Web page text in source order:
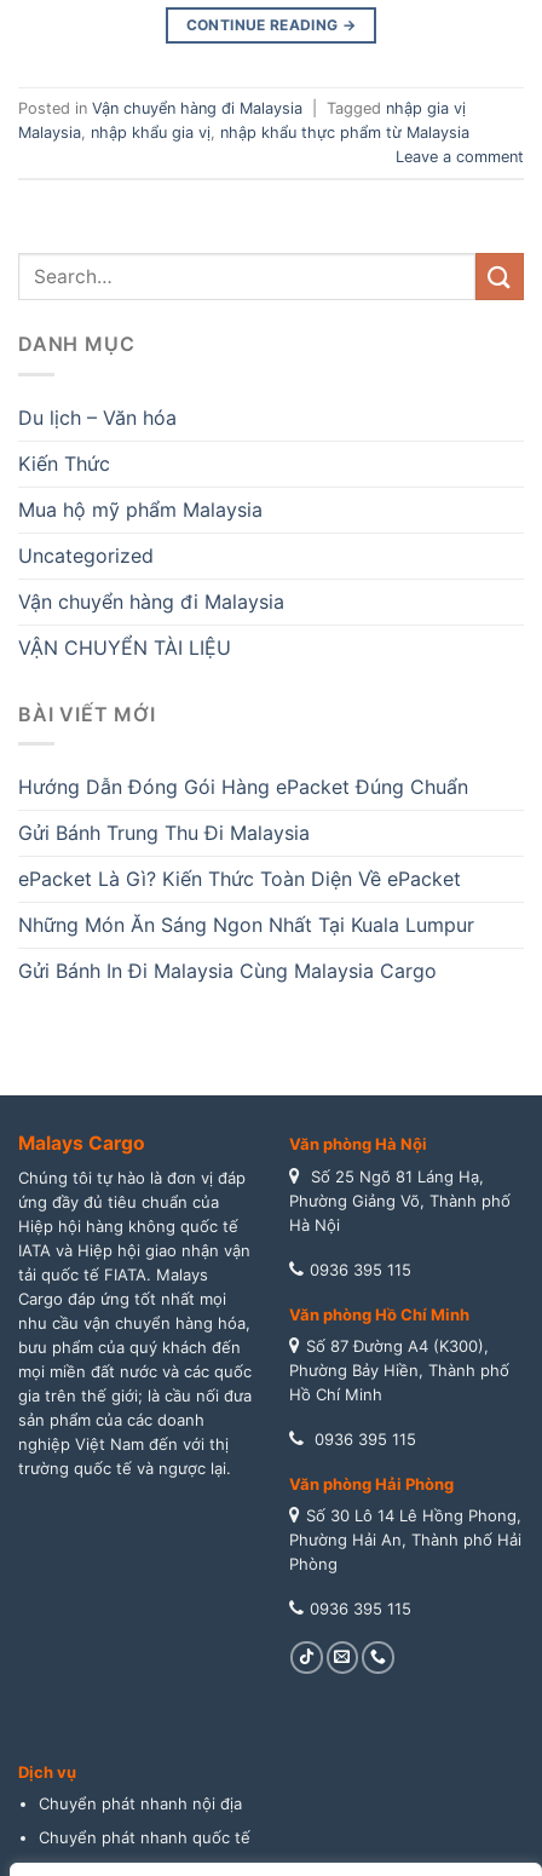
CONTINUE READING →
Posted in Vận chuyển hàng đi Malaysia Tagged nhập gia vị
Malaysia nhập khẩu gia vị nhập khẩu thực phẩm từ Malaysia
Leave a comment
DANH MỤC
Du lịch – Văn hóa
Kiến Thức
Mua hộ mỹ phẩm Malaysia
Uncategorized
Vận chuyển hàng đi Malaysia
VẬN CHUYỂN TÀI LIỆU
BÀI VIẾT MỚI
Hướng Dẫn Đóng Gói Hàng ePacket Đúng Chuẩn
Gửi Bánh Trung Thu Đi Malaysia
ePacket Là Gì? Kiến Thức Toàn Diện Về ePacket
Những Món Ăn Sáng Ngon Nhất Tại Kuala Lumpur
Gửi Bánh In Đi Malaysia Cùng Malaysia Cargo
Malays Cargo
Chúng tôi tự hào là đơn vị đáp
ứng đầy đủ tiêu chuẩn của
Hiệp hội hàng không quốc tế
IATA và Hiệp hội giao nhận vận
tải quốc tế FIATA. Malays
Cargo đáp ứng tốt nhất mọi
nhu cầu vận chuyển hàng hóa,
bưu phẩm của quý khách đến
mọi miền đất nước và các quốc
gia trên thế giới; là cầu nối đưa
sản phẩm của các doanh
nghiệp Việt Nam đến với thị
trường quốc tế và ngược lại.
Văn phòng Hà Nội
Số 25 Ngõ 81 Láng Hạ,
Phường Giảng Võ, Thành phố
Hà Nội
0936 395 115
Văn phòng Hồ Chí Minh
Số 87 Đường A4 (K300),
Phường Bảy Hiền, Thành phố
Hồ Chí Minh
0936 395 115
Văn phòng Hải Phòng
Số 30 Lô 14 Lê Hồng Phong,
Phường Hải An, Thành phố Hải
Phòng
0936 395 115
Dịch vụ
Chuyển phát nhanh nội địa
Chuyển phát nhanh quốc tế